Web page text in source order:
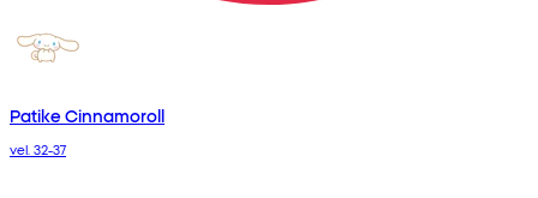
Patike Cinnamoroll
vel. 32-37